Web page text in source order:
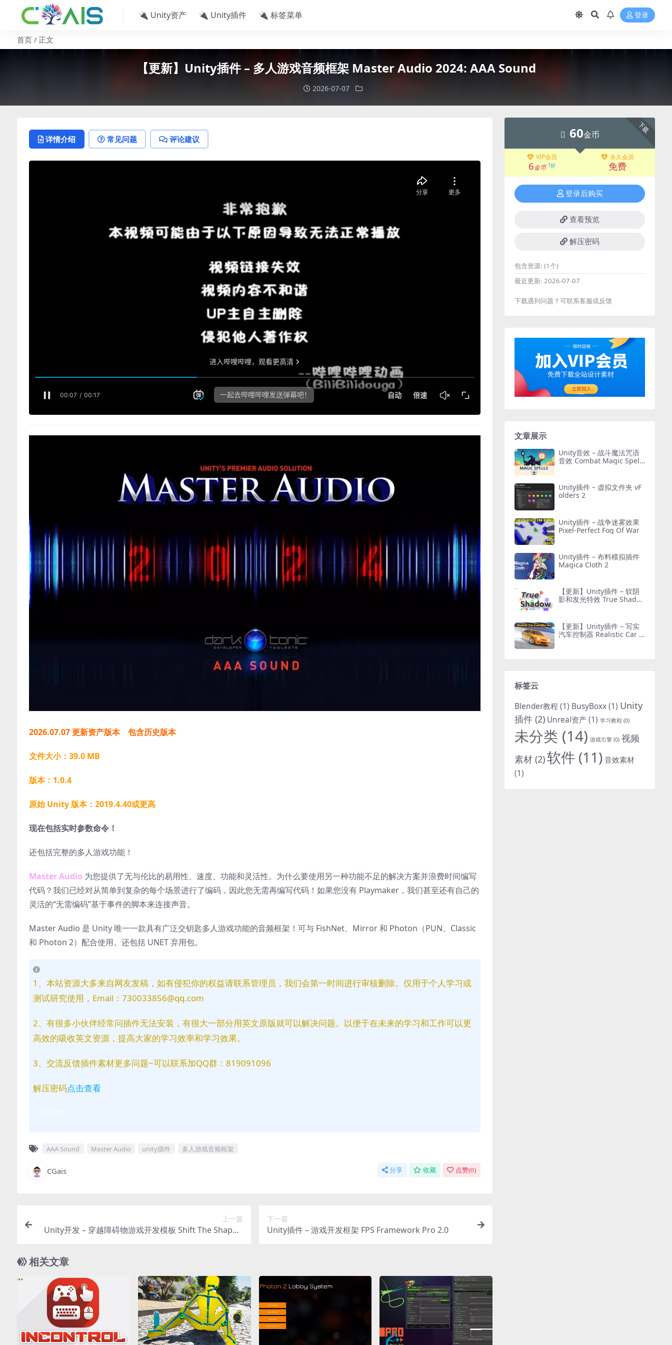
🔌 Unity资产 🔌 Unity插件 🔌 标签菜单 登录
首页 正文
【更新】Unity插件 – 多人游戏音频框架 Master Audio 2024: AAA Sound
2026-07-07
详情介绍 常见问题 评论建议
2026.07.07 更新资产版本 包含历史版本
文件大小：39.0 MB
版本：1.0.4
原始 Unity 版本：2019.4.40或更高
现在包括实时参数命令！
还包括完整的多人游戏功能！
Master Audio 为您提供了无与伦比的易用性、速度、功能和灵活性。为什么要使用另一种功能不足的解决方案并浪费时间编写
代码？我们已经对从简单到复杂的每个场景进行了编码，因此您无需再编写代码！如果您没有 Playmaker，我们甚至还有自己的
灵活的“无需编码”基于事件的脚本来连接声音。
Master Audio 是 Unity 唯一一款具有广泛交钥匙多人游戏功能的音频框架！可与 FishNet、Mirror 和 Photon（PUN、Classic
和 Photon 2）配合使用。还包括 UNET 弃用包。
1、本站资源大多来自网友发稿，如有侵犯你的权益请联系管理员，我们会第一时间进行审核删除。仅用于个人学习或
测试研究使用，Email：730033856@qq.com
2、有很多小伙伴经常问插件无法安装，有很大一部分用英文原版就可以解决问题。以便于在未来的学习和工作可以更
高效的吸收英文资源，提高大家的学习效率和学习效果。
3、交流反馈插件素材更多问题~可以联系加QQ群：819091096
解压密码点击查看
AAA Sound Master Audio unity插件 多人游戏音频框架
CGais 分享 收藏 点赞(0)
上一篇
Unity开发 – 穿越障碍物游戏开发模板 Shift The Shape –
下一篇
Unity插件 – 游戏开发框架 FPS Framework Pro 2.0
相关文章
下载
60金币
VIP会员
6金币 1折
永久会员
免费
登录后购买
查看预览
解压密码
包含资源: (1个)
最近更新: 2026-07-07
下载遇到问题？可联系客服或反馈
文章展示
Unity音效 – 战斗魔法咒语
音效 Combat Magic Spells
Unity插件 – 虚拟文件夹 vF
olders 2
Unity插件 – 战争迷雾效果
Pixel-Perfect Fog Of War
Unity插件 – 布料模拟插件
Magica Cloth 2
【更新】Unity插件 – 软阴
影和发光特效 True Shado
【更新】Unity插件 – 写实
汽车控制器 Realistic Car C
标签云
Blender教程 (1) BusyBoxx(1) Unity
插件 (2) Unreal资产(1) 学习教程 (0)
未分类 (14) 游戏引擎 (0) 视频
素材 (2)软件 (11)音效素材
(1)